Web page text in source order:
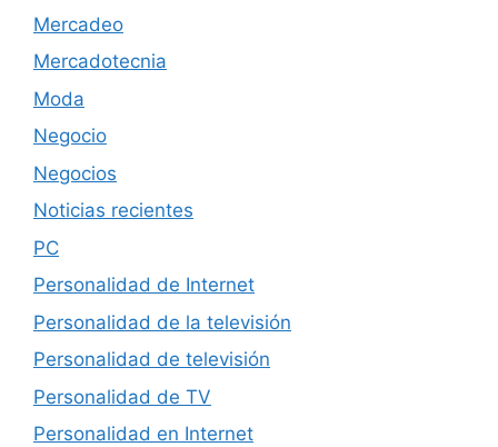
Mercadeo
Mercadotecnia
Moda
Negocio
Negocios
Noticias recientes
PC
Personalidad de Internet
Personalidad de la televisión
Personalidad de televisión
Personalidad de TV
Personalidad en Internet